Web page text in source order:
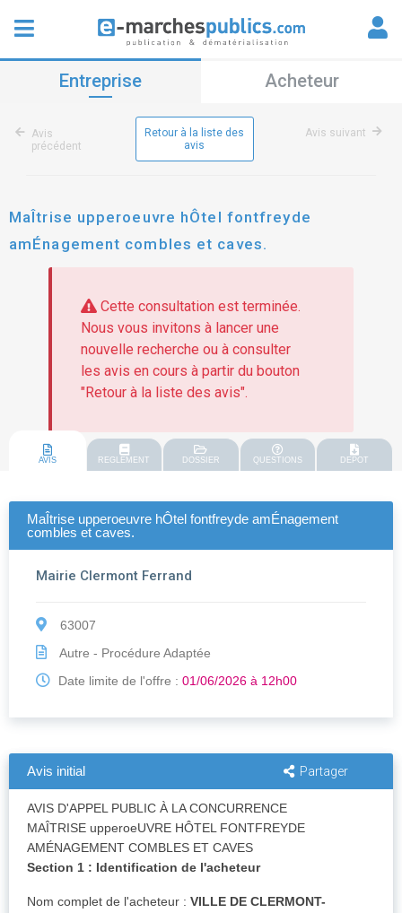
Entreprise Acheteur
Avis
précédent
Retour à la liste des
avis
Avis suivant
MaÎtrise upperoeuvre hÔtel fontfreyde
amÉnagement combles et caves.
Cette consultation est terminée.
Nous vous invitons à lancer une
nouvelle recherche ou à consulter
les avis en cours à partir du bouton
"Retour à la liste des avis".
AVIS REGLEMENT DOSSIER QUESTIONS DEPOT
MaÎtrise upperoeuvre hÔtel fontfreyde amÉnagement
combles et caves.
Mairie Clermont Ferrand
63007
Autre - Procédure Adaptée
Date limite de l'offre : 01/06/2026 à 12h00
Avis initial Partager
AVIS D'APPEL PUBLIC À LA CONCURRENCE
MAÎTRISE upperoeUVRE HÔTEL FONTFREYDE
AMÉNAGEMENT COMBLES ET CAVES
Section 1 : Identification de l'acheteur
Nom complet de l'acheteur : VILLE DE CLERMONT-